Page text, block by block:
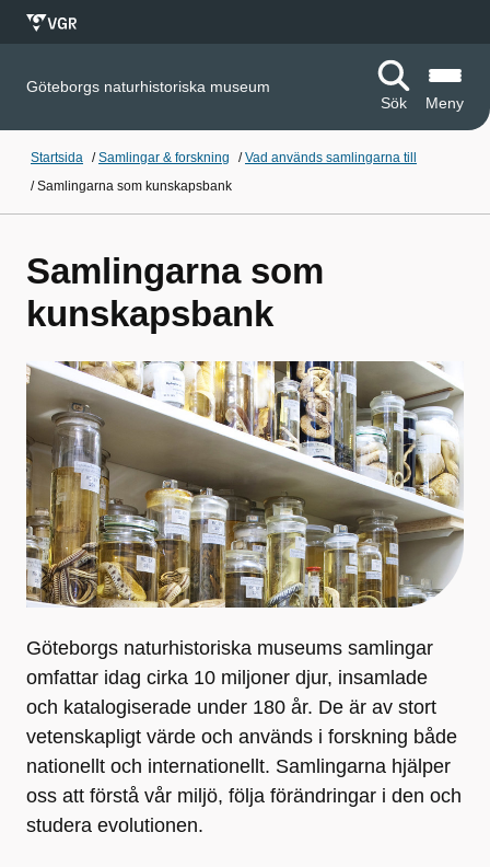
Göteborgs naturhistoriska museum
Sök
Meny
Startsida /Samlingar & forskning /Vad används samlingarna till
/Samlingarna som kunskapsbank
Samlingarna som
kunskapsbank
Göteborgs naturhistoriska museums samlingar
omfattar idag cirka 10 miljoner djur, insamlade
och katalogiserade under 180 år. De är av stort
vetenskapligt värde och används i forskning både
nationellt och internationellt. Samlingarna hjälper
oss att förstå vår miljö, följa förändringar i den och
studera evolutionen.